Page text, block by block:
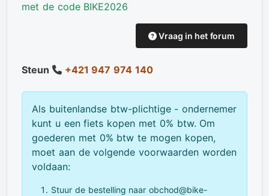
met de code BIKE2026
Vraag in het forum
Steun +421 947 974 140
Als buitenlandse btw-plichtige - ondernemer
kunt u een fiets kopen met 0% btw. Om
goederen met 0% btw te mogen kopen,
moet aan de volgende voorwaarden worden
voldaan:
Stuur de bestelling naar obchod@bike-